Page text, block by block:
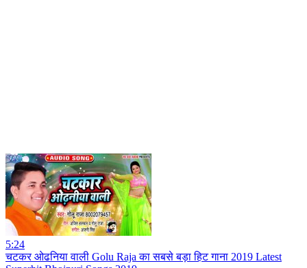
5:24
चटकर ओढनिया वाली Golu Raja का सबसे बड़ा हिट गाना 2019 Latest